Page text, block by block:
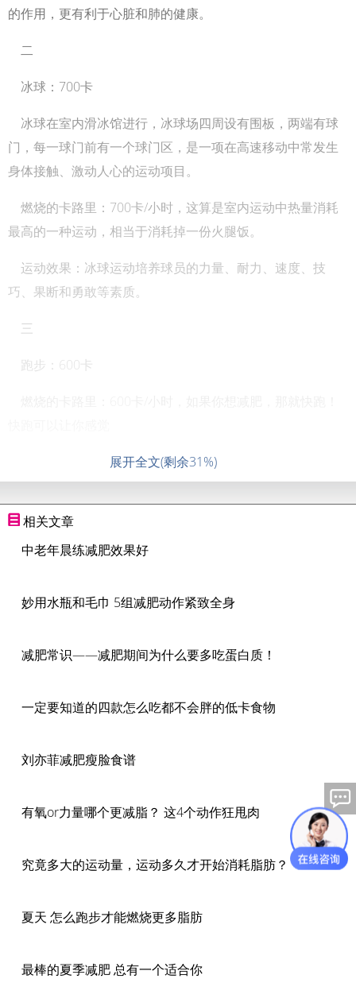
的作用，更有利于心脏和肺的健康。
二
冰球：700卡
冰球在室内滑冰馆进行，冰球场四周设有围板，两端有球
门，每一球门前有一个球门区，是一项在高速移动中常发生
身体接触、激动人心的运动项目。
燃烧的卡路里：700卡/小时，这算是室内运动中热量消耗
最高的一种运动，相当于消耗掉一份火腿饭。
运动效果：冰球运动培养球员的力量、耐力、速度、技
巧、果断和勇敢等素质。
三
跑步：600卡
展开全文(剩余31%)
相关文章
中老年晨练减肥效果好
妙用水瓶和毛巾 5组减肥动作紧致全身
减肥常识——减肥期间为什么要多吃蛋白质！
一定要知道的四款怎么吃都不会胖的低卡食物
刘亦菲减肥瘦脸食谱
有氧or力量哪个更减脂？ 这4个动作狂甩肉
究竟多大的运动量，运动多久才开始消耗脂肪？
夏天 怎么跑步才能燃烧更多脂肪
最棒的夏季减肥 总有一个适合你